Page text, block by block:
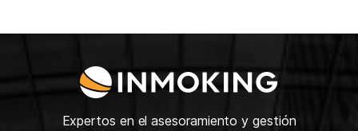
Expertos en el asesoramiento y gestión